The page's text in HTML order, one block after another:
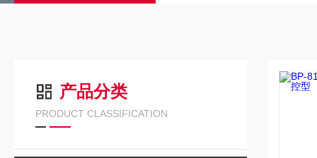
产品分类
PRODUCT CLASSIFICATION